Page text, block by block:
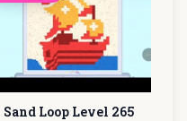
Sand Loop Level 265